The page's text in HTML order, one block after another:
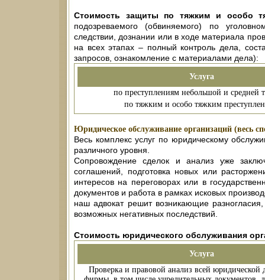
Стоимость защиты по тяжким и особо
подозреваемого (обвиняемого) по
следствии, дознании или в ходе материала
на всех этапах – полный контроль дела,
запросов, ознакомление с материалами дела):
Услуга
по преступлениям небольшой и средней
по тяжким и особо тяжким
Юридическое обслуживание организаций (весь
Весь комплекс услуг по юридическому
различного уровня.
Сопровождение сделок и анализ уже
соглашений, подготовка новых или
интересов на переговорах или в
документов и работа в рамках исковых
наш адвокат решит возникающие
возможных негативных последствий.
Стоимость юридического обслуживания
Услуга
Проверка и правовой анализ всей юридической